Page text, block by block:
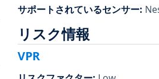
サポートされているセンサー:
リスク情報
VPR